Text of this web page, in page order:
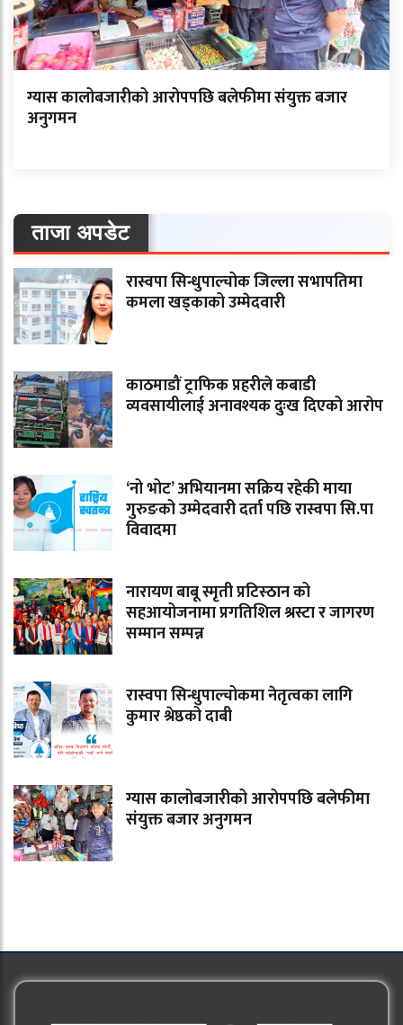
ग्यास कालोबजारीको आरोपपछि बलेफीमा संयुक्त बजार
अनुगमन
ताजा अपडेट
रास्वपा सिन्धुपाल्चोक जिल्ला सभापतिमा
कमला खड्काको उम्मेदवारी
काठमाडौं ट्राफिक प्रहरीले कबाडी
व्यवसायीलाई अनावश्यक दुःख दिएको आरोप
‘नो भोट’ अभियानमा सक्रिय रहेकी माया
गुरुङको उम्मेदवारी दर्ता पछि रास्वपा सि.पा
विवादमा
नारायण बाबू स्मृती प्रटिस्ठान को
सहआयोजनामा प्रगतिशिल श्रस्टा र जागरण
सम्मान सम्पन्न
रास्वपा सिन्धुपाल्चोकमा नेतृत्वका लागि
कुमार श्रेष्ठको दाबी
ग्यास कालोबजारीको आरोपपछि बलेफीमा
संयुक्त बजार अनुगमन